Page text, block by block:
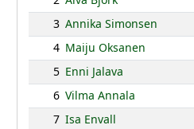
3 Annika Simonsen
4 Maiju Oksanen
5 Enni Jalava
6 Vilma Annala
7 Isa Envall